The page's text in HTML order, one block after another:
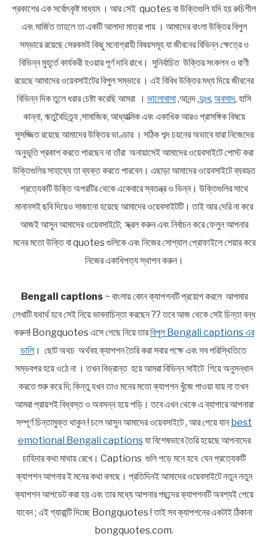
প্রকাশের এক সর্বোৎকৃষ্ট মাধ্যম । আর সেই quotes বা উক্তিগুলি যদি হয় রুচিশীল
এবং মার্জিত তাহলে তা একটি আলাদা মাত্রা পায় । আমাদের বাংলা উক্তির বিপুল
সম্ভারে রয়েছে সেরকমই কিছু মনোগ্রাহী বিষয়সমূহ যা জীবনের বিভিন্ন ক্ষেত্রে ও
বিভিন্ন মুহূর্তে কার্যকরী হওয়ার পূর্ণ দাবি রাখে। সুনির্বাচিত উক্তির সংকলন ও বাণী
রয়েছে আমাদের ওয়েবসাইটের বিপুল সম্ভারে । এই বিবিধ উক্তির মধ্য দিয়ে জীবনের
বিভিন্ন দিক তুলে ধরার চেষ্টা করেছি আমরা । ভালোবাসা,আনন্দ ,দুঃখ, অবসাদ, হাসি
কান্না, ঋতুবৈচিত্র্য ,সামাজিক, আধ্যাত্মিক এবং একাধিক আরও প্রাসঙ্গিক বিষয়ে
সুসজ্জিত রয়েছে আমাদের উক্তির ভাণ্ডার । সঠিক শব্দ চয়নের অভাবে যারা নিজেদের
অনুভূতি প্রকাশ করতে পারছেন না তাঁরা অনায়াসেই আমাদের ওয়েবসাইটে পোস্ট করা
উক্তিগুলির সাহায্যে তা ব্যক্ত করতে পারবেন। এছাড়া আমাদের ওয়েবসাইটে ব্যবহৃত
প্রত্যেকটি উক্তি অপরটির থেকে একেবারে স্বতন্ত্র ও ভিন্ন। উক্তিগুলির সাথে
মানানসই ছবি দিয়েও সাজানো হয়েছে আমাদের ওয়েবসাইটটি। তাই আর দেরি না করে
আজই আসুন আমাদের ওয়েবসাইটে; স্ক্রল করুন এবং নির্বাচন করে ফেলুন আপনার
মনের মতো উক্তি বা quotes গুলিকে এবং নিজের সোশ্যাল প্রোফাইলে শেয়ার করে
নিজের একাধিপত্য স্থাপন করুন।
Bengali captions~ বাংলায় কোন ক্যাপশনটি প্রয়োগ করলে আপমার
লেখাটি যথার্থ হবে সেই নিয়ে ভাবনাচিন্তা করছেন ?? তবে আজ থেকে সেই চিন্তা বন্ধ
করুন! Bongquotes এসে গেছে নিয়ে তারবিপুল Bengali captions এর
ডালি। ছোট অথচ অর্থবহ ক্যাপশন তৈরি করা সবার পক্ষে এবং সব পরিস্থিতিতে
সম্ভবপর হয়ে ওঠে না । তখন বিভ্রান্ত হয়ে আমরা বিভিন্ন সাইটে গিয়ে অনুসন্ধান
করতে শুরু করে দি; কিন্তু যখন তাও মনের মতো ক্যাপশন খুঁজে পাওয়া যায় না তখন
আমরা প্রায়শই বিধ্বস্ত ও অবসন্ন হয়ে পড়ি। তবে এখন থেকে এ ব্যাপারে আপনারা
সম্পূর্ণ চিন্তামুক্ত থাকুন ! চলে আসুন আমাদের ওয়েবসাইটে , আর পেয়ে যান best
emotional Bengali captionsযা বিশেষভাবে তৈরি হয়েছে আপনাদের
চাহিদার কথা মাথায় রেখে। Captions গুলি পড়ে মনে হবে যেন প্রত্যেকটি
ক্যাপশন আপনার ই মনের কথা বলছে। প্রতিদিনই আমাদের ওয়েবসাইটে নতুন নতুন
ক্যাপশন আপডেট করা হয় এবং তার মধ্যে আপনার পছন্দের ক্যাপশনটি অবশ্যই পেয়ে
যাবেন ; এই গ্যারান্টি দিচ্ছে Bongquotes ! তাই সব ক্যাপশনের একটাই ঠিকানা
bongquotes.com.